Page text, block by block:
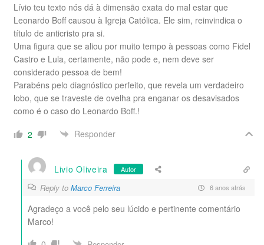
Lívio teu texto nós dá à dimensão exata do mal estar que
Leonardo Boff causou à Igreja Católica. Ele sim, reinvindica o
título de anticristo pra si.
Uma figura que se aliou por muito tempo à pessoas como Fidel
Castro e Lula, certamente, não pode e, nem deve ser
considerado pessoa de bem!
Parabéns pelo diagnóstico perfeito, que revela um verdadeiro
lobo, que se traveste de ovelha pra enganar os desavisados
como é o caso do Leonardo Boff.!
2
Responder
Livio Oliveira Autor
Reply to Marco Ferreira 6 anos atrás
Agradeço a você pelo seu lúcido e pertinente comentário
Marco!